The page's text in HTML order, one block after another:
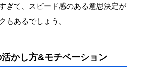
ぎて、スピード感のある意思決定が
もあるでしょう。
活かし方&モチベーション